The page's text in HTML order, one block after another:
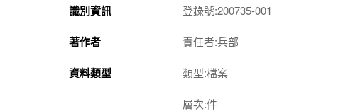
識別資訊 登錄號:200735-001
著作者 責任者:兵部
資料類型 類型:檔案
層次:件